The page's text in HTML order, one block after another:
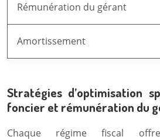
Rémunération du gérant
Amortissement
Stratégies d’optimisation
foncier et rémunération du
Chaque régime fiscal